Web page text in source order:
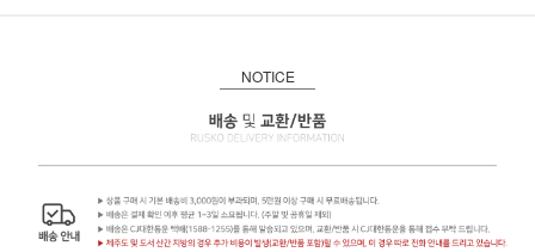
NOTICE